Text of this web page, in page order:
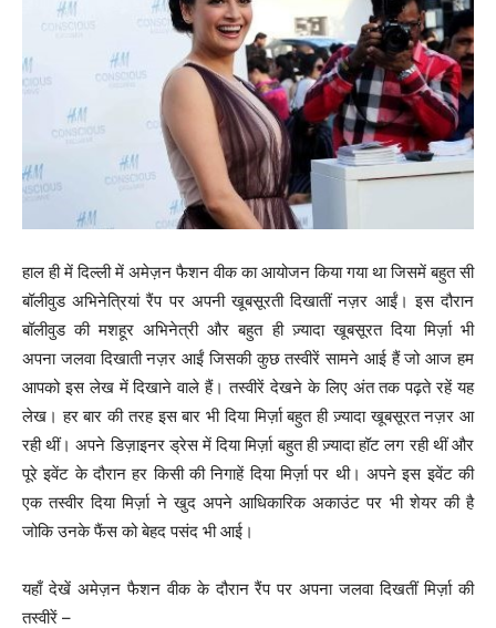
हाल ही में दिल्ली में अमेज़न फैशन वीक का आयोजन किया गया था जिसमें बहुत सी
बॉलीवुड अभिनेत्रियां रैंप पर अपनी खूबसूरती दिखातीं नज़र आईं। इस दौरान
बॉलीवुड की मशहूर अभिनेत्री और बहुत ही ज़्यादा खूबसूरत दिया मिर्ज़ा भी
अपना जलवा दिखाती नज़र आईं जिसकी कुछ तस्वीरें सामने आई हैं जो आज हम
आपको इस लेख में दिखाने वाले हैं। तस्वीरें देखने के लिए अंत तक पढ़ते रहें यह
लेख। हर बार की तरह इस बार भी दिया मिर्ज़ा बहुत ही ज़्यादा खूबसूरत नज़र आ
रही थीं। अपने डिज़ाइनर ड्रेस में दिया मिर्ज़ा बहुत ही ज़्यादा हॉट लग रही थीं और
पूरे इवेंट के दौरान हर किसी की निगाहें दिया मिर्ज़ा पर थी। अपने इस इवेंट की
एक तस्वीर दिया मिर्ज़ा ने खुद अपने आधिकारिक अकाउंट पर भी शेयर की है
जोकि उनके फैंस को बेहद पसंद भी आई।
यहाँ देखें अमेज़न फैशन वीक के दौरान रैंप पर अपना जलवा दिखतीं मिर्ज़ा की
तस्वीरें –